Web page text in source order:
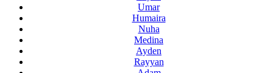
Umar
Humaira
Nuha
Medina
Ayden
Rayyan